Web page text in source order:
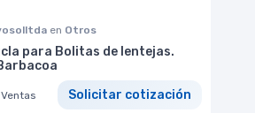
en Otros
para Bolitas de lentejas.
Ventas Solicitar cotización